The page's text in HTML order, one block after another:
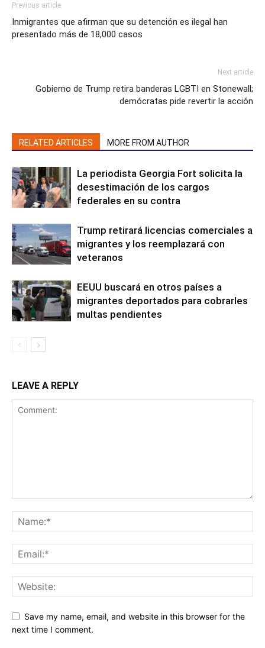
Previous article
Inmigrantes que afirman que su detención es ilegal han
presentado más de 18,000 casos
Next article
Gobierno de Trump retira banderas LGBTI en Stonewall;
demócratas pide revertir la acción
RELATED ARTICLES MORE FROM AUTHOR
La periodista Georgia Fort solicita la
desestimación de los cargos
federales en su contra
Trump retirará licencias comerciales a
migrantes y los reemplazará con
veteranos
EEUU buscará en otros países a
migrantes deportados para cobrarles
multas pendientes
LEAVE A REPLY
Save my name, email, and website in this browser for the
next time I comment.